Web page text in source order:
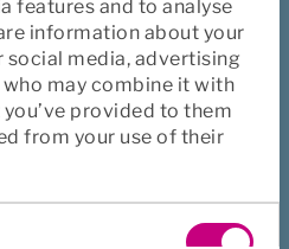
features and to analyse
information about your
social media, advertising
may combine it with
provided to them
from your use of their